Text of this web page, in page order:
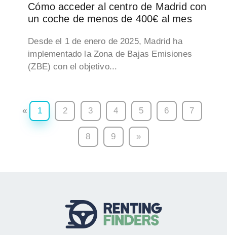
Cómo acceder al centro de Madrid con
un coche de menos de 400€ al mes
Desde el 1 de enero de 2025, Madrid ha
implementado la Zona de Bajas Emisiones
(ZBE) con el objetivo...
« 1 2 3 4 5 6 7
8 9 »